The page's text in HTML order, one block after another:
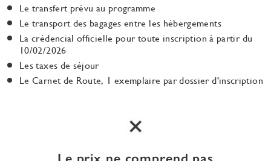
Le transfert prévu au programme
Le transport des bagages entre les hébergements
La crédencial officielle pour toute inscription à partir du
10/02/2026
Les taxes de séjour
Le Carnet de Route, 1 exemplaire par dossier d'inscription